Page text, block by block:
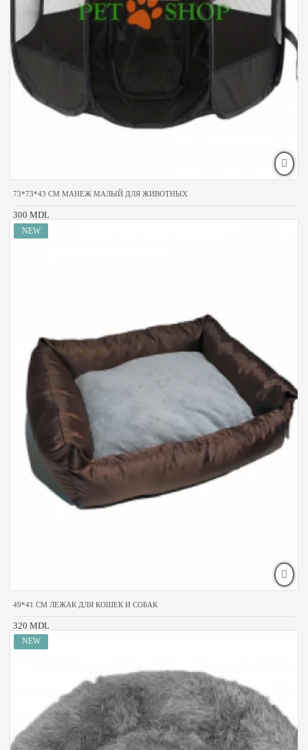
73*73*43 CM МАНЕЖ МАЛЫЙ ДЛЯ ЖИВОТНЫХ
300 MDL
49*41 CM ЛЕЖАК ДЛЯ КОШЕК И СОБАК
320 MDL